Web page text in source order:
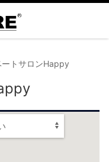
ートサロンHappy